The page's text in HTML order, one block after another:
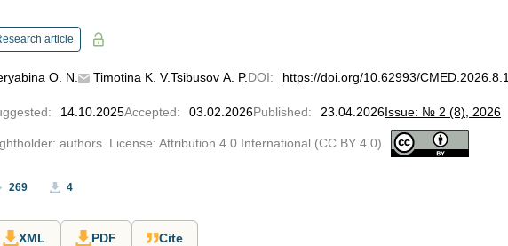
article
O. N. Timotina K. V.Tsibusov A. P.DOI: https://doi.org/10.62993/CMED.2026.8.1
: 14.10.2025Accepted: 03.02.2026Published: 23.04.2026Issue: № 2 (8), 2026
authors. License: Attribution 4.0 International (CC BY 4.0)
269 4
XML PDF Cite